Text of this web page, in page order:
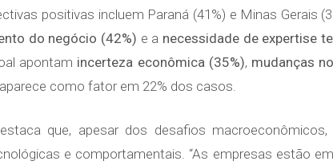
positivas incluem Paraná (41%) e Minas Gerais
do negócio (42%) e a necessidade de expertise
apontam incerteza econômica (35%), mudanças
como fator em 22% dos casos.
que, apesar dos desafios
e comportamentais. “As empresas estão